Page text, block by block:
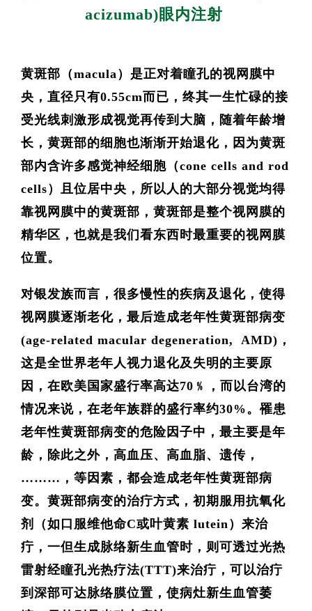
acizumab)眼内注射
黄斑部（macula）是正对着瞳孔的视网膜中
央，直径只有0.55cm而已，终其一生忙碌的接
受光线刺激形成视觉再传到大脑，随着年龄增
长，黄斑部的细胞也渐渐开始退化，因为黄斑
部内含许多感觉神经细胞（cone cells and rod
cells）且位居中央，所以人的大部分视觉均得
靠视网膜中的黄斑部，黄斑部是整个视网膜的
精华区，也就是我们看东西时最重要的视网膜
位置。
对银发族而言，很多慢性的疾病及退化，使得
视网膜逐渐老化，最后造成老年性黄斑部病变
(age-related macular degeneration, AMD)，
这是全世界老年人视力退化及失明的主要原
因，在欧美国家盛行率高达70﹪，而以台湾的
情况来说，在老年族群的盛行率约30%。罹患
老年性黄斑部病变的危险因子中，最主要是年
龄，除此之外，高血压、高血脂、遗传，
………，等因素，都会造成老年性黄斑部病
变。黄斑部病变的治疔方式，初期服用抗氧化
剂（如口服维他命C或叶黄素 lutein）来治
疔，一但生成脉络新生血管时，则可透过光热
雷射经瞳孔光热疗法(TTT)来治疔，可以治疔
到深部可达脉络膜位置，使病灶新生血管萎